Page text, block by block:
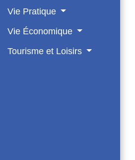
Vie Pratique
Vie Économique
Tourisme et Loisirs